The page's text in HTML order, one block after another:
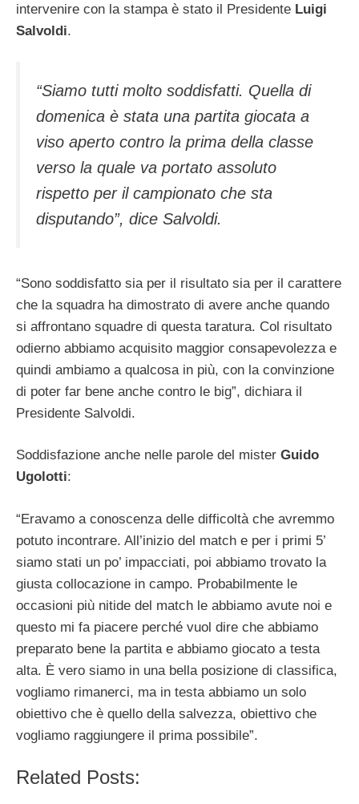
intervenire con la stampa è stato il Presidente Luigi
Salvoldi.
“Siamo tutti molto soddisfatti. Quella di
domenica è stata una partita giocata a
viso aperto contro la prima della classe
verso la quale va portato assoluto
rispetto per il campionato che sta
disputando”, dice Salvoldi.
“Sono soddisfatto sia per il risultato sia per il carattere
che la squadra ha dimostrato di avere anche quando
si affrontano squadre di questa taratura. Col risultato
odierno abbiamo acquisito maggior consapevolezza e
quindi ambiamo a qualcosa in più, con la convinzione
di poter far bene anche contro le big”, dichiara il
Presidente Salvoldi.
Soddisfazione anche nelle parole del mister Guido
Ugolotti:
“Eravamo a conoscenza delle difficoltà che avremmo
potuto incontrare. All’inizio del match e per i primi 5’
siamo stati un po’ impacciati, poi abbiamo trovato la
giusta collocazione in campo. Probabilmente le
occasioni più nitide del match le abbiamo avute noi e
questo mi fa piacere perché vuol dire che abbiamo
preparato bene la partita e abbiamo giocato a testa
alta. È vero siamo in una bella posizione di classifica,
vogliamo rimanerci, ma in testa abbiamo un solo
obiettivo che è quello della salvezza, obiettivo che
vogliamo raggiungere il prima possibile”.
Related Posts: